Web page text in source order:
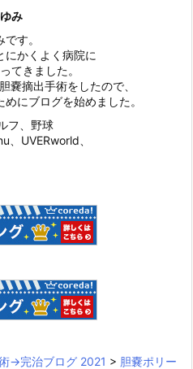
ゆみ
です。
にかくよく病院に
てきました。
嚢摘出手術をしたので、
にブログを始めました。
フ、野球
UVERworld、
→完治ブログ 2021 > 胆嚢ポリー